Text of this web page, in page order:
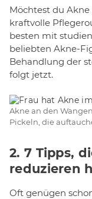
Möchtest du
kraftvolle
besten mit
beliebten Akne-
Behandlung der
folgt jetzt.
Akne an den
Pickeln, die
2. 7 Tipps,
reduzieren
Oft genügen